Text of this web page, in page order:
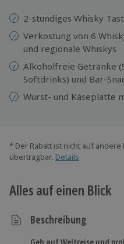
2-stündiges Whisky
Verkostung von 6
und regionale Whiskys
Alkoholfreie Getränke
Softdrinks) und Bar-
Wurst- und Käseplatte
* Der Rabatt ist nicht auf
übertragbar. Details
Alles auf einen Blick
Beschreibung
Geh auf Weltreise und